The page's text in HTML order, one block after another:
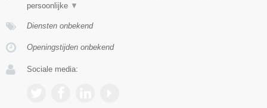
persoonlijke ▼
Diensten onbekend
Openingstijden onbekend
Sociale media: